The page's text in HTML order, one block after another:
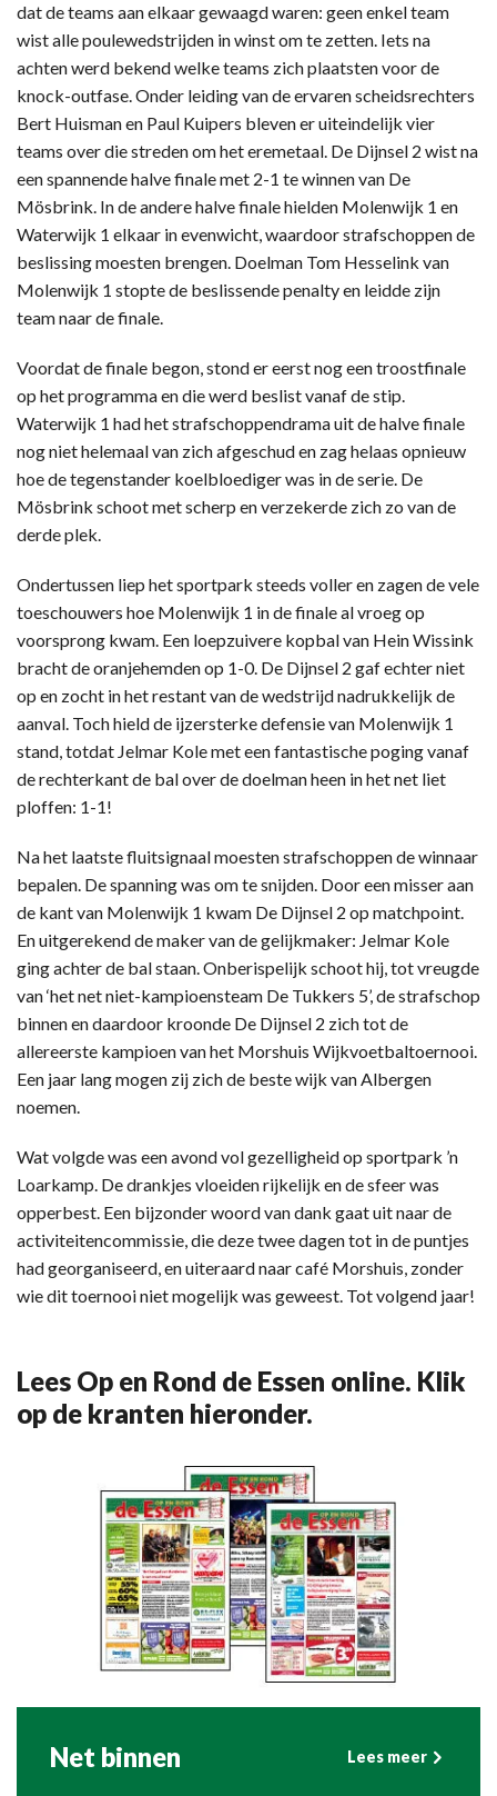
dat de teams aan elkaar gewaagd waren: geen enkel team
wist alle poulewedstrijden in winst om te zetten. Iets na
achten werd bekend welke teams zich plaatsten voor de
knock-outfase. Onder leiding van de ervaren scheidsrechters
Bert Huisman en Paul Kuipers bleven er uiteindelijk vier
teams over die streden om het eremetaal. De Dijnsel 2 wist na
een spannende halve finale met 2-1 te winnen van De
Mösbrink. In de andere halve finale hielden Molenwijk 1 en
Waterwijk 1 elkaar in evenwicht, waardoor strafschoppen de
beslissing moesten brengen. Doelman Tom Hesselink van
Molenwijk 1 stopte de beslissende penalty en leidde zijn
team naar de finale.
Voordat de finale begon, stond er eerst nog een troostfinale
op het programma en die werd beslist vanaf de stip.
Waterwijk 1 had het strafschoppendrama uit de halve finale
nog niet helemaal van zich afgeschud en zag helaas opnieuw
hoe de tegenstander koelbloediger was in de serie. De
Mösbrink schoot met scherp en verzekerde zich zo van de
derde plek.
Ondertussen liep het sportpark steeds voller en zagen de vele
toeschouwers hoe Molenwijk 1 in de finale al vroeg op
voorsprong kwam. Een loepzuivere kopbal van Hein Wissink
bracht de oranjehemden op 1-0. De Dijnsel 2 gaf echter niet
op en zocht in het restant van de wedstrijd nadrukkelijk de
aanval. Toch hield de ijzersterke defensie van Molenwijk 1
stand, totdat Jelmar Kole met een fantastische poging vanaf
de rechterkant de bal over de doelman heen in het net liet
ploffen: 1-1!
Na het laatste fluitsignaal moesten strafschoppen de winnaar
bepalen. De spanning was om te snijden. Door een misser aan
de kant van Molenwijk 1 kwam De Dijnsel 2 op matchpoint.
En uitgerekend de maker van de gelijkmaker: Jelmar Kole
ging achter de bal staan. Onberispelijk schoot hij, tot vreugde
van ‘het net niet-kampioensteam De Tukkers 5’, de strafschop
binnen en daardoor kroonde De Dijnsel 2 zich tot de
allereerste kampioen van het Morshuis Wijkvoetbaltoernooi.
Een jaar lang mogen zij zich de beste wijk van Albergen
noemen.
Wat volgde was een avond vol gezelligheid op sportpark ’n
Loarkamp. De drankjes vloeiden rijkelijk en de sfeer was
opperbest. Een bijzonder woord van dank gaat uit naar de
activiteitencommissie, die deze twee dagen tot in de puntjes
had georganiseerd, en uiteraard naar café Morshuis, zonder
wie dit toernooi niet mogelijk was geweest. Tot volgend jaar!
Lees Op en Rond de Essen online. Klik
op de kranten hieronder.
Net binnen Lees meer